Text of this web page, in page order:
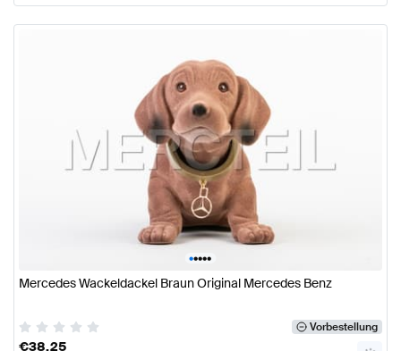
•••••
Mercedes Wackeldackel Braun Original Mercedes Benz
Vorbestellung
€38.25